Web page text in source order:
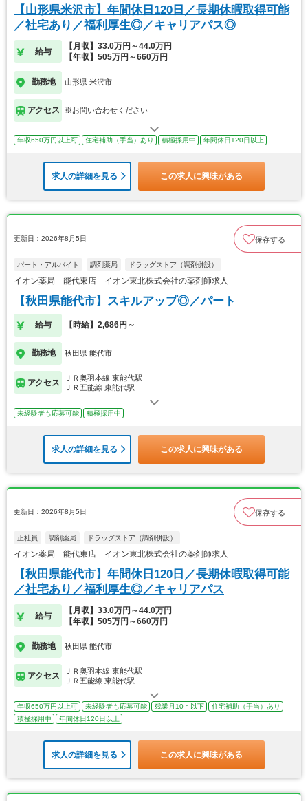
【山形県米沢市】年間休日120日／長期休暇取得可能
／社宅あり／福利厚生◎／キャリアパス◎
給与
【月収】33.0万円～44.0万円
【年収】505万円～660万円
勤務地 山形県 米沢市
アクセス ※お問い合わせください
年収650万円以上可 住宅補助（手当）あり 積極採用中 年間休日120日以上
求人の詳細を見る この求人に興味がある
更新日：2026年8月5日 保存する
パート・アルバイト 調剤薬局 ドラッグストア（調剤併設）
イオン薬局 能代東店 イオン東北株式会社の薬剤師求人
【秋田県能代市】スキルアップ◎／パート
給与 【時給】2,686円～
勤務地 秋田県 能代市
アクセス
ＪＲ奥羽本線 東能代駅
ＪＲ五能線 東能代駅
未経験者も応募可能 積極採用中
求人の詳細を見る この求人に興味がある
更新日：2026年8月5日 保存する
正社員 調剤薬局 ドラッグストア（調剤併設）
イオン薬局 能代東店 イオン東北株式会社の薬剤師求人
【秋田県能代市】年間休日120日／長期休暇取得可能
／社宅あり／福利厚生◎／キャリアパス
給与
【月収】33.0万円～44.0万円
【年収】505万円～660万円
勤務地 秋田県 能代市
アクセス
ＪＲ奥羽本線 東能代駅
ＪＲ五能線 東能代駅
年収650万円以上可 未経験者も応募可能 残業月10ｈ以下
住宅補助（手当）あり
積極採用中
年間休日120日以上
求人の詳細を見る この求人に興味がある